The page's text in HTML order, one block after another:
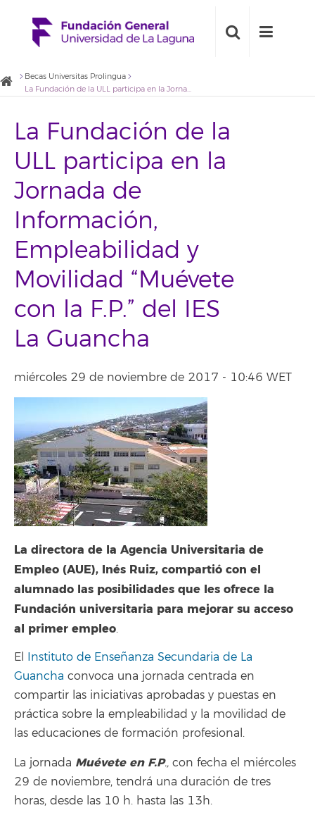
Becas Universitas Prolingua
La Fundación de la ULL participa en la Jornada de Información, Empleabilidad y Movilidad “Muévete con la F.P.” del IES La Guancha
La Fundación de la
ULL participa en la
Jornada de
Información,
Empleabilidad y
Movilidad “Muévete
con la F.P.” del IES
La Guancha
miércoles 29 de noviembre de 2017 - 10:46 WET
La directora de la Agencia Universitaria de
Empleo (AUE), Inés Ruiz, compartió con el
alumnado las posibilidades que les ofrece la
Fundación universitaria para mejorar su acceso
al primer empleo.
El Instituto de Enseñanza Secundaria de La
Guancha convoca una jornada centrada en
compartir las iniciativas aprobadas y puestas en
práctica sobre la empleabilidad y la movilidad de
las educaciones de formación profesional.
La jornada Muévete en F.P., con fecha el miércoles
29 de noviembre, tendrá una duración de tres
horas, desde las 10 h. hasta las 13h.